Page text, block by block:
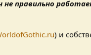
не правильно
) и